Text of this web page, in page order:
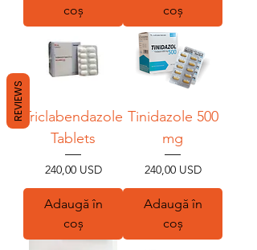
coș
coș
Triclabendazole
Tablets
Preț
240,00 USD
Adaugă în
coș
Tinidazole 500
mg
Preț
240,00 USD
Adaugă în
coș
REVIEWS